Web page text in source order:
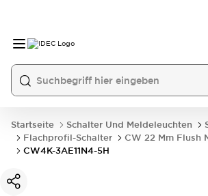
Startseite Schalter Und Meldeleuchten
Flachprofil-Schalter
CW 22 Mm Flush
CW4K-3AE11N4-5H